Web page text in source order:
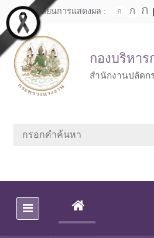
Skip to main content
เปลี่ยนการแสดงผล :
กองบริหาร
สำนักงานปลัดก
(CURRENT)